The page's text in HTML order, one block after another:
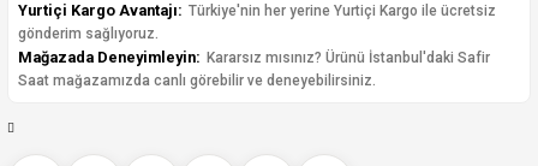
Yurtiçi Kargo Avantajı: Türkiye'nin her yerine Yurtiçi Kargo ile ücretsiz
gönderim sağlıyoruz.
Mağazada Deneyimleyin: Kararsız mısınız? Ürünü İstanbul'daki Safir
Saat mağazamızda canlı görebilir ve deneyebilirsiniz.